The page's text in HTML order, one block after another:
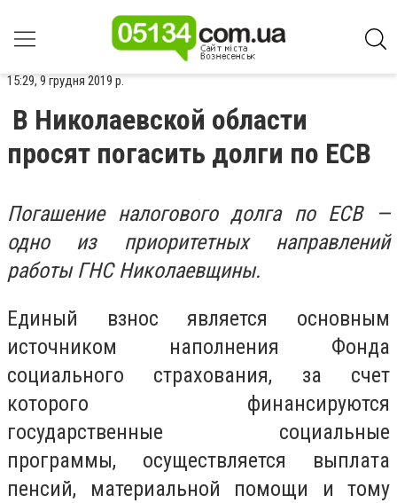
15:29, 9 грудня 2019 р.
В Николаевской области
просят погасить долги по ЕСВ
Погашение налогового долга по ЕСВ —
одно из приоритетных направлений
работы ГНС Николаевщины.
Единый взнос является основным
источником наполнения Фонда
социального страхования, за счет
которого финансируются
государственные социальные
программы, осуществляется выплата
пенсий, материальной помощи и тому